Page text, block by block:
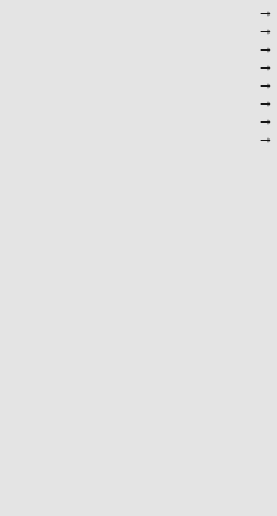
→
→
→
→
→
→
→
→